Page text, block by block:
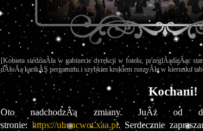
[Kobieta siedziaÂła w gabinecie dyrekcji w fotelu, przeglÂądajÂąc
dÂłoĂą kartkĂŞ pergaminu i szybkim krokiem ruszyÂła w kierunku
Kochani!
Oto nadchodzÂą zmiany. JuÂż od
stronie: https://uhuncwot.xaa.pl. Serdecznie